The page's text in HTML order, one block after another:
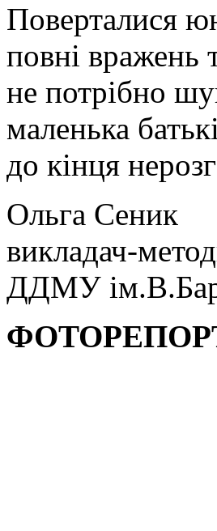
Поверталися
повні вражень
не потрібно
маленька
до кінця
Ольга Сеник
викладач-
ДДМУ